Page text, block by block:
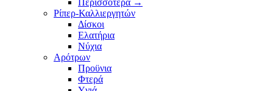
Περισσότερα →
Ρίπερ-Καλλιεργητών
Δίσκοι
Ελατήρια
Νύχια
Αρότρων
Προϋνια
Φτερά